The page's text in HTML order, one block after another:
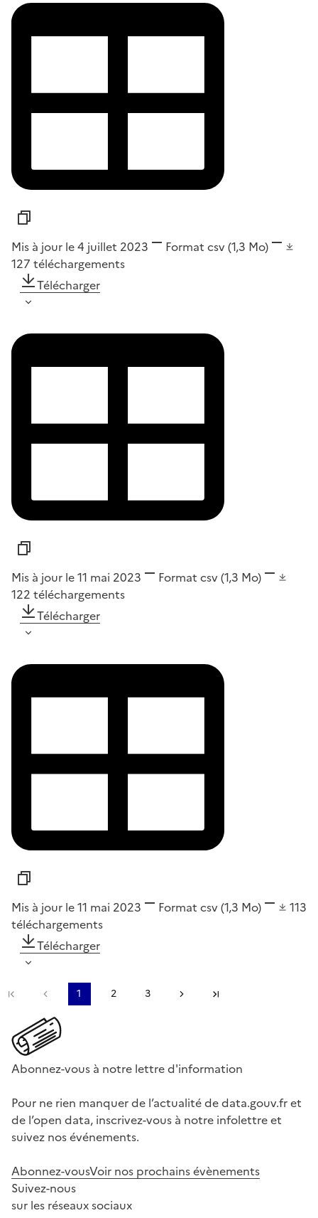
Mis à jour le 4 juillet 2023 Format csv(1,3 Mo)
127 téléchargements
Télécharger
Mis à jour le 11 mai 2023 Format csv(1,3 Mo)
122 téléchargements
Télécharger
Mis à jour le 11 mai 2023 Format csv(1,3 Mo)
113
téléchargements
Télécharger
Première pagePage précédente
1 2 3 Page suivante
Abonnez-vous à notre lettre d'information
Pour ne rien manquer de l’actualité de data.gouv.fr et
de l’open data, inscrivez-vous à notre infolettre et
suivez nos événements.
Abonnez-vousVoir nos prochains évènements
Suivez-nous
sur les réseaux sociaux